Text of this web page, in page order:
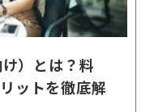
）とは？料
ットを徹底解